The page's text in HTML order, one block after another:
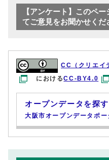
【アンケート】このペー
てご意見をお聞かせくだ
CC（クリエイ
におけるCC-BY4.0
オープンデータを探す
大阪市オープンデータポー